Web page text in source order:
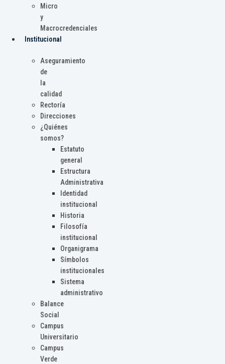
Micro
y
Macrocredenciales
Institucional
Aseguramiento
de
la
calidad
Rectoría
Direcciones
¿Quiénes
somos?
Estatuto
general
Estructura
Administrativa
Identidad
institucional
Historia
Filosofía
institucional
Organigrama
Símbolos
institucionales
Sistema
administrativo
Balance
Social
Campus
Universitario
Campus
Verde